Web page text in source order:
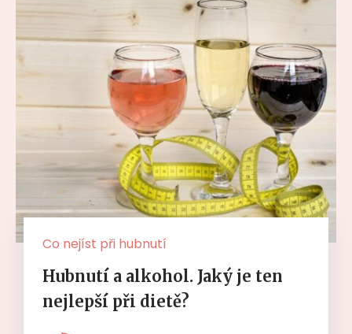
Co nejíst při hubnutí
Hubnutí a alkohol. Jaký je ten
nejlepší při dietě?